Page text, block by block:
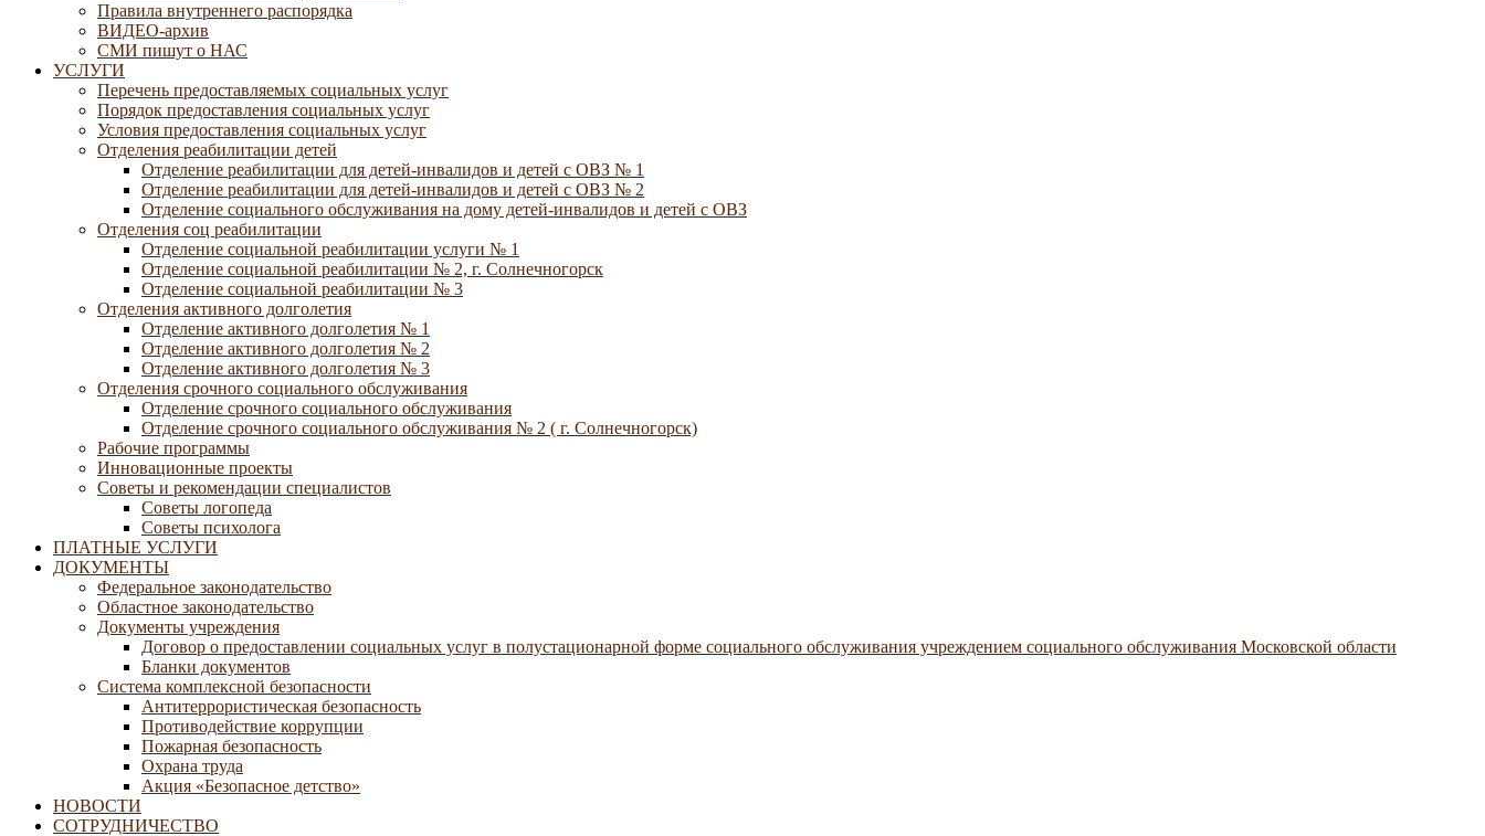
Правила внутреннего распорядка
ВИДЕО-архив
СМИ пишут о НАС
УСЛУГИ
Перечень предоставляемых социальных услуг
Порядок предоставления социальных услуг
Условия предоставления социальных услуг
Отделения реабилитации детей
Отделение реабилитации для детей-инвалидов и детей с ОВЗ № 1
Отделение реабилитации для детей-инвалидов и детей с ОВЗ № 2
Отделение социального обслуживания на дому детей-инвалидов и детей с ОВЗ
Отделения соц реабилитации
Отделение социальной реабилитации услуги № 1
Отделение социальной реабилитации № 2, г. Солнечногорск
Отделение социальной реабилитации № 3
Отделения активного долголетия
Отделение активного долголетия № 1
Отделение активного долголетия № 2
Отделение активного долголетия № 3
Отделения срочного социального обслуживания
Отделение срочного социального обслуживания
Отделение срочного социального обслуживания № 2 ( г. Солнечногорск)
Рабочие программы
Инновационные проекты
Советы и рекомендации специалистов
Советы логопеда
Советы психолога
ПЛАТНЫЕ УСЛУГИ
ДОКУМЕНТЫ
Федеральное законодательство
Областное законодательство
Документы учреждения
Договор о предоставлении социальных услуг в полустационарной форме социального обслуживания учреждением социального обслуживания Московской области
Бланки документов
Система комплексной безопасности
Антитеррористическая безопасность
Противодействие коррупции
Пожарная безопасность
Охрана труда
Акция «Безопасное детство»
НОВОСТИ
СОТРУДНИЧЕСТВО